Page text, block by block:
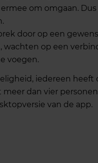
om omgaan.
door op een
wachten op een
voegen.
iedereen heeft
dan vier
van de app.